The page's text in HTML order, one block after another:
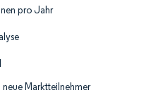
pro Jahr
Marktteilnehmer